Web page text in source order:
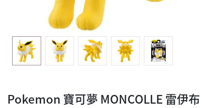
Pokemon 寶可夢 MONCOLLE 雷伊布